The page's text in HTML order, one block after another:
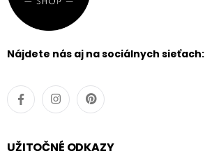
Nájdete nás aj na sociálnych sieťach:
UŽITOČNÉ ODKAZY